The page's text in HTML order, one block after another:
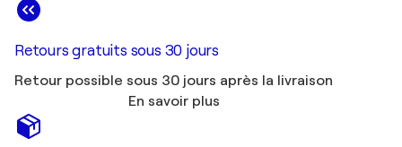
Retours gratuits sous 30 jours
Retour possible sous 30 jours après la livraison
En savoir plus